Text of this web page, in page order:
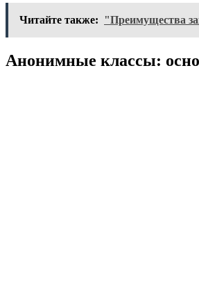
Читайте также: "Преимущества
Анонимные классы: